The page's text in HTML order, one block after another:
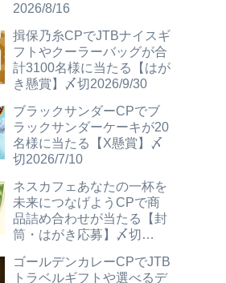
2026/8/16
揖保乃糸CPでJTBナイスギ
フトやクーラーバッグが合
計3100名様に当たる【はが
き懸賞】〆切2026/9/30
ブラックサンダーCPでブ
ラックサンダーケーキが20
名様に当たる【X懸賞】〆
切2026/7/10
ネスカフェあなたの一杯を
未来につなげようCPで商
品詰め合わせが当たる【封
筒・はがき応募】〆切
ゴールデンカレーCPでJTB
トラベルギフトや選べるデ